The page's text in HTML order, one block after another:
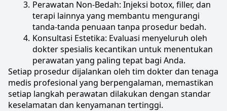
Perawatan Non-Bedah: Injeksi botox, filler, dan
terapi lainnya yang membantu mengurangi
tanda-tanda penuaan tanpa prosedur bedah.
Konsultasi Estetika: Evaluasi menyeluruh oleh
dokter spesialis kecantikan untuk menentukan
perawatan yang paling tepat bagi Anda.
Setiap prosedur dijalankan oleh tim dokter dan tenaga
medis profesional yang berpengalaman, memastikan
setiap langkah perawatan dilakukan dengan standar
keselamatan dan kenyamanan tertinggi.